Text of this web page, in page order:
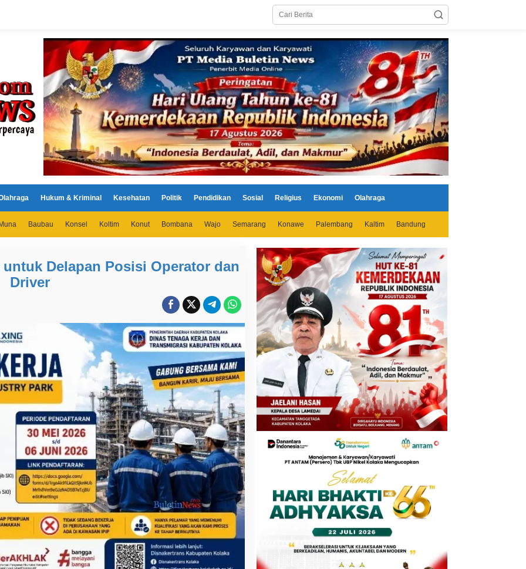
Hukum & Kriminal Kesehatan Politik Pendidikan Sosial Religius Ekonomi Olahraga
Baubau Konsel Koltim Konut Bombana Wajo Semarang Konawe Palembang Kaltim Bandung
Delapan Posisi Operator dan
Driver